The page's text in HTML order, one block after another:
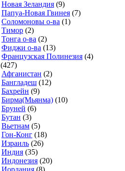
Новая Зеландия (9)
Папуа-Новая Гвинея (7)
Соломоновы о-ва (1)
Тимор (2)
Тонга о-ва (2)
Фиджи о-ва (13)
Французская Полинезия (4)
(427)
Афганистан (2)
Бангладеш (12)
Бахрейн (9)
Бирма(Мьянма) (10)
Бруней (6)
Бутан (3)
Вьетнам (5)
Гон-Конг (18)
Израиль (26)
Индия (35)
Индонезия (20)
Иордания (8)